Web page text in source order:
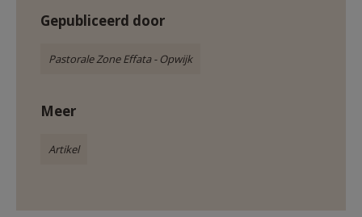
Gepubliceerd door
Pastorale Zone Effata - Opwijk
Meer
Artikel